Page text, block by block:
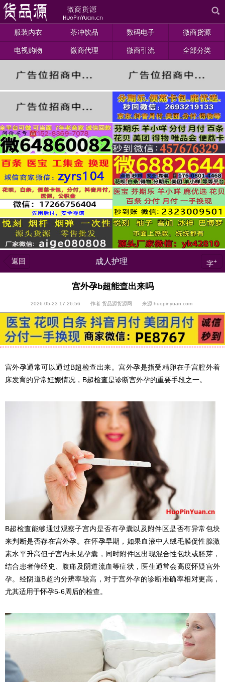
服装内衣 茶冲饮品 数码电子 微商货源
电视购物 微商代理 微商引流 全部分类
返回 成人护理 字+
宫外孕b超能查出来吗
2026-05-23 17:26:56 作者:货品源货源网 来源:huopinyuan.com
宫外孕通常可以通过B超检查出来。宫外孕是指受精卵在子宫腔外着
床发育的异常妊娠情况，B超检查是诊断宫外孕的重要手段之一。
B超检查能够通过观察子宫内是否有孕囊以及附件区是否有异常包块
来判断是否存在宫外孕。在怀孕早期，如果血液中人绒毛膜促性腺激
素水平升高但子宫内未见孕囊，同时附件区出现混合性包块或胚芽，
结合患者停经史、腹痛及阴道流血等症状，医生通常会高度怀疑宫外
孕。经阴道B超的分辨率较高，对于宫外孕的诊断准确率相对更高，
尤其适用于怀孕5-6周后的检查。